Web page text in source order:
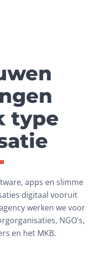
type
apps en slimme
digitaal vooruit
werken we voor
NGO's,
en het MKB.